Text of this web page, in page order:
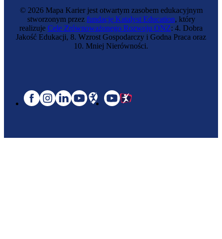
© 2026 Mapa Karier jest otwartym zasobem edukacyjnym
stworzonym przez fundację Katalyst Education, który
realizuje Cele Zrównoważonego Rozwoju ONZ: 4. Dobra
Jakość Edukacji, 8. Wzrost Gospodarczy i Godna Praca oraz
10. Mniej Nierówności.